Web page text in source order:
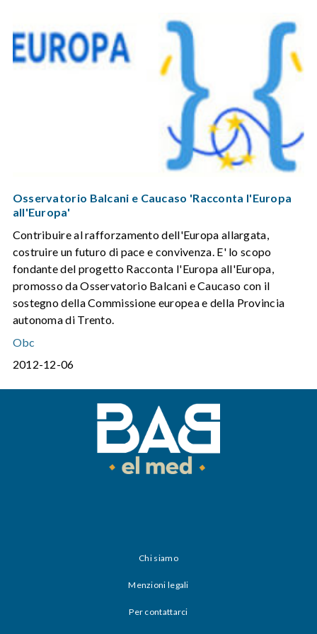
Osservatorio Balcani e Caucaso 'Racconta l'Europa
all'Europa'
Contribuire al rafforzamento dell'Europa allargata,
costruire un futuro di pace e convivenza. E' lo scopo
fondante del progetto Racconta l'Europa all'Europa,
promosso da Osservatorio Balcani e Caucaso con il
sostegno della Commissione europea e della Provincia
autonoma di Trento.
Obc
2012-12-06
Chi siamo
Menzioni legali
Per contattarci